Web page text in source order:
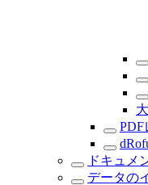
PDF
ドキュメ
データの